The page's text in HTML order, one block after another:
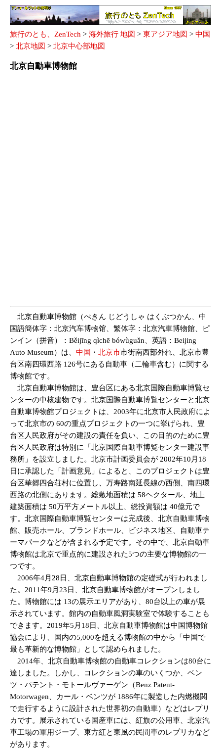
旅行のとも、ZenTech > 海外旅行 地図 > 東アジア地図 > 中国
> 北京地図 > 北京中心部地図
北京自動車博物館
北京自動車博物館（ぺきん じどうしゃ はくぶつかん、中
国語簡体字：北京汽车博物馆、繁体字：北京汽車博物館、ピ
ンイン（拼音）：Běijīng qìchē bówùguǎn、英語：Beijing
Auto Museum）は、 中国 ・ 北京市市街南西部外れ、北京市豊
台区南四環西路 126号にある自動車（二輪車含む）に関する
博物館です。
北京自動車博物館は、豊台区にある北京国際自動車博覧セ
ンターの中核建物です。北京国際自動車博覧センターと北京
自動車博物館プロジェクトは、2003年に北京市人民政府によ
って北京市の 60の重点プロジェクトの一つに挙げられ、豊
台区人民政府がその建設の責任を負い、この目的のために豊
台区人民政府は特別に「北京国際自動車博覧センター建設事
務所」を設立しました。北京市計画委員会が 2002年10月18
日に承認した「計画意見」によると、このプロジェクトは豊
台区華郷四合荘村に位置し、万寿路南延長線の西側、南四環
西路の北側にあります。総敷地面積は 58ヘクタール、地上
建築面積は 50万平方メートル以上、総投資額は 40億元で
す。北京国際自動車博覧センターは完成後、北京自動車博物
館、販売ホール、ブランドホール、ビジネス地区、自動車テ
ーマパークなどが含まれる予定です。その中で、北京自動車
博物館は北京で重点的に建設された5つの主要な博物館の一
つです。
2006年4月28日、北京自動車博物館の定礎式が行われまし
た。2011年9月23日、北京自動車博物館がオープンしまし
た。博物館には 13の展示エリアがあり、80台以上の車が展
示されています。館内の自動車風洞実験室で体験することも
できます。2019年5月18日、北京自動車博物館は中国博物館
協会により、国内の5,000を超える博物館の中から「中国で
最も革新的な博物館」として認められました。
2014年、北京自動車博物館の自動車コレクションは80台に
達しました。しかし、コレクションの車のいくつか、ベン
ツ・パテント・モトールヴァーゲン（Benz Patent-
Motorwagen、カール・ベンツが 1886年に製造した内燃機関
で走行するように設計された世界初の自動車）などはレプリ
カです。展示されている国産車には、紅旗の公用車、北京汽
車工場の軍用ジープ、東方紅と東風の民間車のレプリカなど
があります。